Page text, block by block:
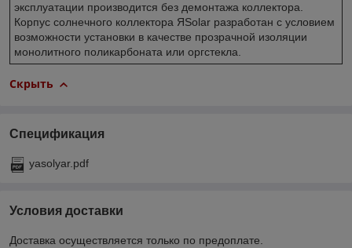
эксплуатации производится без демонтажа коллектора.
Корпус солнечного коллектора ЯSolar разработан с условием
возможности установки в качестве прозрачной изоляции
монолитного поликарбоната или оргстекла.
Скрыть
Спецификация
yasolyar.pdf
Условия доставки
Доставка осуществляется только по предоплате.